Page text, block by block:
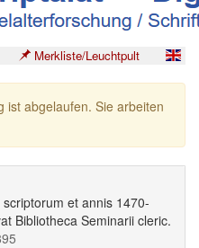
Merkliste/Leuchtpult
ist abgelaufen. Sie arbeiten
et annis 1470-
Bibliotheca Seminarii cleric.